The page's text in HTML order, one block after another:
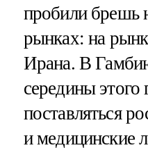
пробили брешь
рынках: на
Ирана. В
середины этого
поставляться
и медицинские